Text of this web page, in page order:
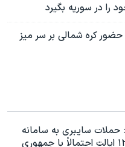
را در سوریه بگیرد
کره شمالی بر سر میز
سایبری به سامانه
آب‌رسانی ۱۲ ایالت احتمالاً با جمهوری